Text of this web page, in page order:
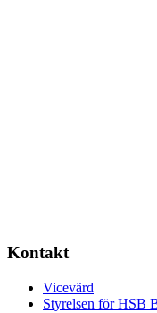
Kontakt
Vicevärd
Styrelsen för HSB